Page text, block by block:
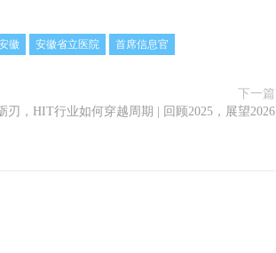
徽 安徽省立医院 首席信息官
下一篇
刃，HIT行业如何穿越周期 | 回顾2025，展望2026